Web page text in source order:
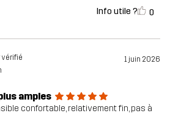
Info utile ? 0
vérifié 1 juin 2026
amples
confortable, relativement fin, pas à